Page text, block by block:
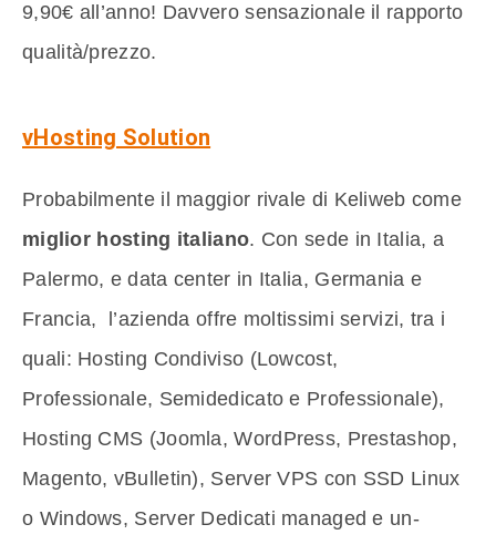
9,90€ all’anno! Davvero sensazionale il rapporto
qualità/prezzo.
vHosting Solution
Probabilmente il maggior rivale di Keliweb come
miglior hosting italiano. Con sede in Italia, a
Palermo, e data center in Italia, Germania e
Francia, l’azienda offre moltissimi servizi, tra i
quali: Hosting Condiviso (Lowcost,
Professionale, Semidedicato e Professionale),
Hosting CMS (Joomla, WordPress, Prestashop,
Magento, vBulletin), Server VPS con SSD Linux
o Windows, Server Dedicati managed e un-